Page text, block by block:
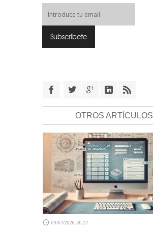
OTROS ARTÍCULOS
09/07/2026, 20:27